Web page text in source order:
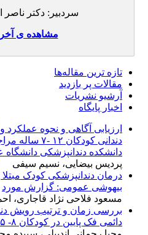
سردبیر: دکتر ناصر
مشاهده ی
تازه ‌ترین مقاله‌ها
مقالات پر بازدید
آرشیو نشریات
اخبار پایگاه
ارزیابی آگاهی و نحوه عملکرد
دندانی کودکان
دانشکده دندانپزشکی
پردیس بیضایی، نسیم سیفی
درمان دندانپزشکی کودک
بیهوشی عمومی: گزارش مورد
مسعود فلاحی نژاد قاجاری، احمد
بررسی زمان و ترتیب رویش
دائمی فک پایین در کودکان ۸- ۵ ساله شهر تهران